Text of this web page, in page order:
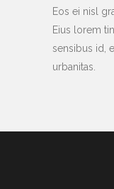
Eos ei nisl
Eius lorem
sensibus id,
urbanitas.